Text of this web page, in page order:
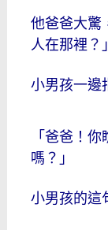
他爸爸大驚
人在那裡？」
小男孩一邊
「爸爸！
嗎？」
小男孩的這